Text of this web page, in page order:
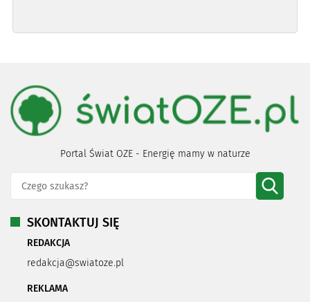
Portal Świat OZE - Energię mamy w naturze
SKONTAKTUJ SIĘ
REDAKCJA
redakcja@swiatoze.pl
REKLAMA